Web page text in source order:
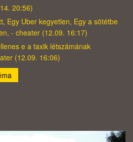
20:56)
Egy Uber kegyetlen, Egy a sötétbe
- cheater (12.09. 16:17)
e a taxik létszámának
(12.09. 16:06)